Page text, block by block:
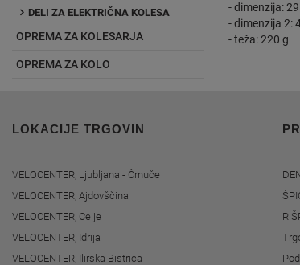
DELI ZA ELEKTRIČNA KOLESA
OPREMA ZA KOLESARJA
OPREMA ZA KOLO
- dimenzija:
- dimenzija 2:
- teža: 220 g
LOKACIJE TRGOVIN
VELOCENTER, Ljubljana - Črnuče
VELOCENTER, Ajdovščina
VELOCENTER, Celje
VELOCENTER, Idrija
VELOCENTER, Ilirska Bistrica
R